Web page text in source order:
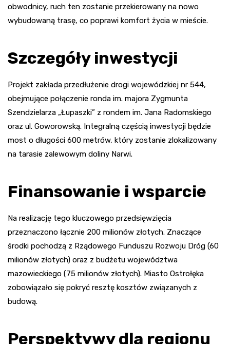
obwodnicy, ruch ten zostanie przekierowany na nowo
wybudowaną trasę, co poprawi komfort życia w mieście.
Szczegóły inwestycji
Projekt zakłada przedłużenie drogi wojewódzkiej nr 544,
obejmujące połączenie ronda im. majora Zygmunta
Szendzielarza „Łupaszki” z rondem im. Jana Radomskiego
oraz ul. Goworowską. Integralną częścią inwestycji będzie
most o długości 600 metrów, który zostanie zlokalizowany
na tarasie zalewowym doliny Narwi.
Finansowanie i wsparcie
Na realizację tego kluczowego przedsięwzięcia
przeznaczono łącznie 200 milionów złotych. Znaczące
środki pochodzą z Rządowego Funduszu Rozwoju Dróg (60
milionów złotych) oraz z budżetu województwa
mazowieckiego (75 milionów złotych). Miasto Ostrołęka
zobowiązało się pokryć resztę kosztów związanych z
budową.
Perspektywy dla regionu